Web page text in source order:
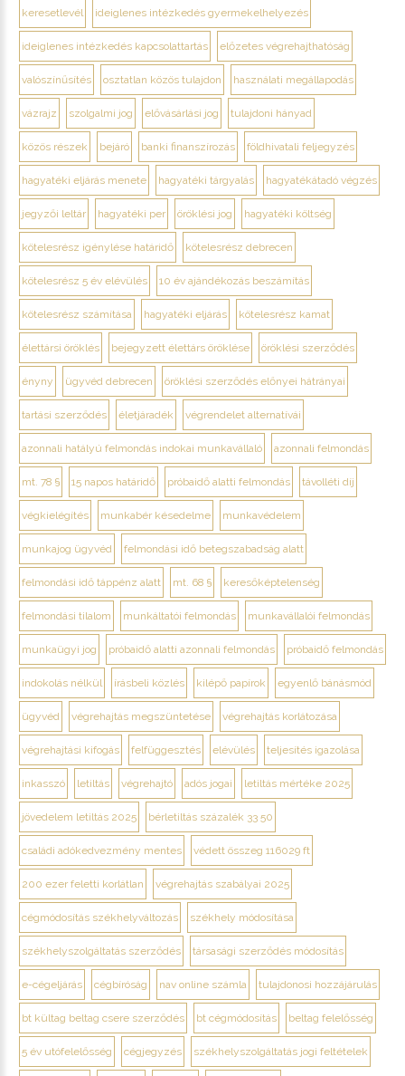
keresetlevél ideiglenes intézkedés gyermekelhelyezés
ideiglenes intézkedés kapcsolattartás előzetes végrehajthatóság
valószínűsítés osztatlan közös tulajdon használati megállapodás
vázrajz szolgalmi jog elővásárlási jog tulajdoni hányad
közös részek bejáró banki finanszírozás földhivatali feljegyzés
hagyatéki eljárás menete hagyatéki tárgyalás hagyatékátadó végzés
jegyzői leltár hagyatéki per öröklési jog hagyatéki költség
kötelesrész igénylése határidő kötelesrész debrecen
kötelesrész 5 év elévülés 10 év ajándékozás beszámítás
kötelesrész számítása hagyatéki eljárás kötelesrész kamat
élettársi öröklés bejegyzett élettárs öröklése öröklési szerződés
ényny ügyvéd debrecen öröklési szerződés előnyei hátrányai
tartási szerződés életjáradék végrendelet alternatívái
azonnali hatályú felmondás indokai munkavállaló azonnali felmondás
mt. 78 § 15 napos határidő próbaidő alatti felmondás távolléti díj
végkielégítés munkabér késedelme munkavédelem
munkajog ügyvéd felmondási idő betegszabadság alatt
felmondási idő táppénz alatt mt. 68 § keresőképtelenség
felmondási tilalom munkáltatói felmondás munkavállalói felmondás
munkaügyi jog próbaidő alatti azonnali felmondás próbaidő felmondás
indokolás nélkül írásbeli közlés kilépő papírok egyenlő bánásmód
ügyvéd végrehajtás megszüntetése végrehajtás korlátozása
végrehajtási kifogás felfüggesztés elévülés teljesítés igazolása
inkasszó letiltás végrehajtó adós jogai letiltás mértéke 2025
jövedelem letiltás 2025 bérletiltás százalék 33 50
családi adókedvezmény mentes védett összeg 116029 ft
200 ezer feletti korlátlan végrehajtás szabályai 2025
cégmódosítás székhelyváltozás székhely módosítása
székhelyszolgáltatás szerződés társasági szerződés módosítás
e-cégeljárás cégbíróság nav online számla tulajdonosi hozzájárulás
bt kültag beltag csere szerződés bt cégmódosítás beltag felelősség
5 év utófelelősség cégjegyzés székhelyszolgáltatás jogi feltételek